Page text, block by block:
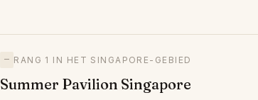
— RANG 1 IN HET SINGAPORE-GEBIED
Summer Pavilion Singapore